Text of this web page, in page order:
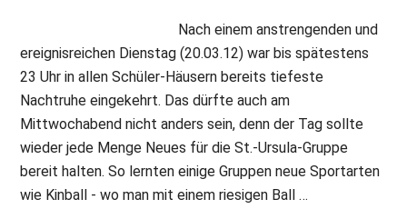
Nach einem anstrengenden und
ereignisreichen Dienstag (20.03.12) war bis spätestens
23 Uhr in allen Schüler-Häusern bereits tiefeste
Nachtruhe eingekehrt. Das dürfte auch am
Mittwochabend nicht anders sein, denn der Tag sollte
wieder jede Menge Neues für die St.-Ursula-Gruppe
bereit halten. So lernten einige Gruppen neue Sportarten
wie Kinball - wo man mit einem riesigen Ball …